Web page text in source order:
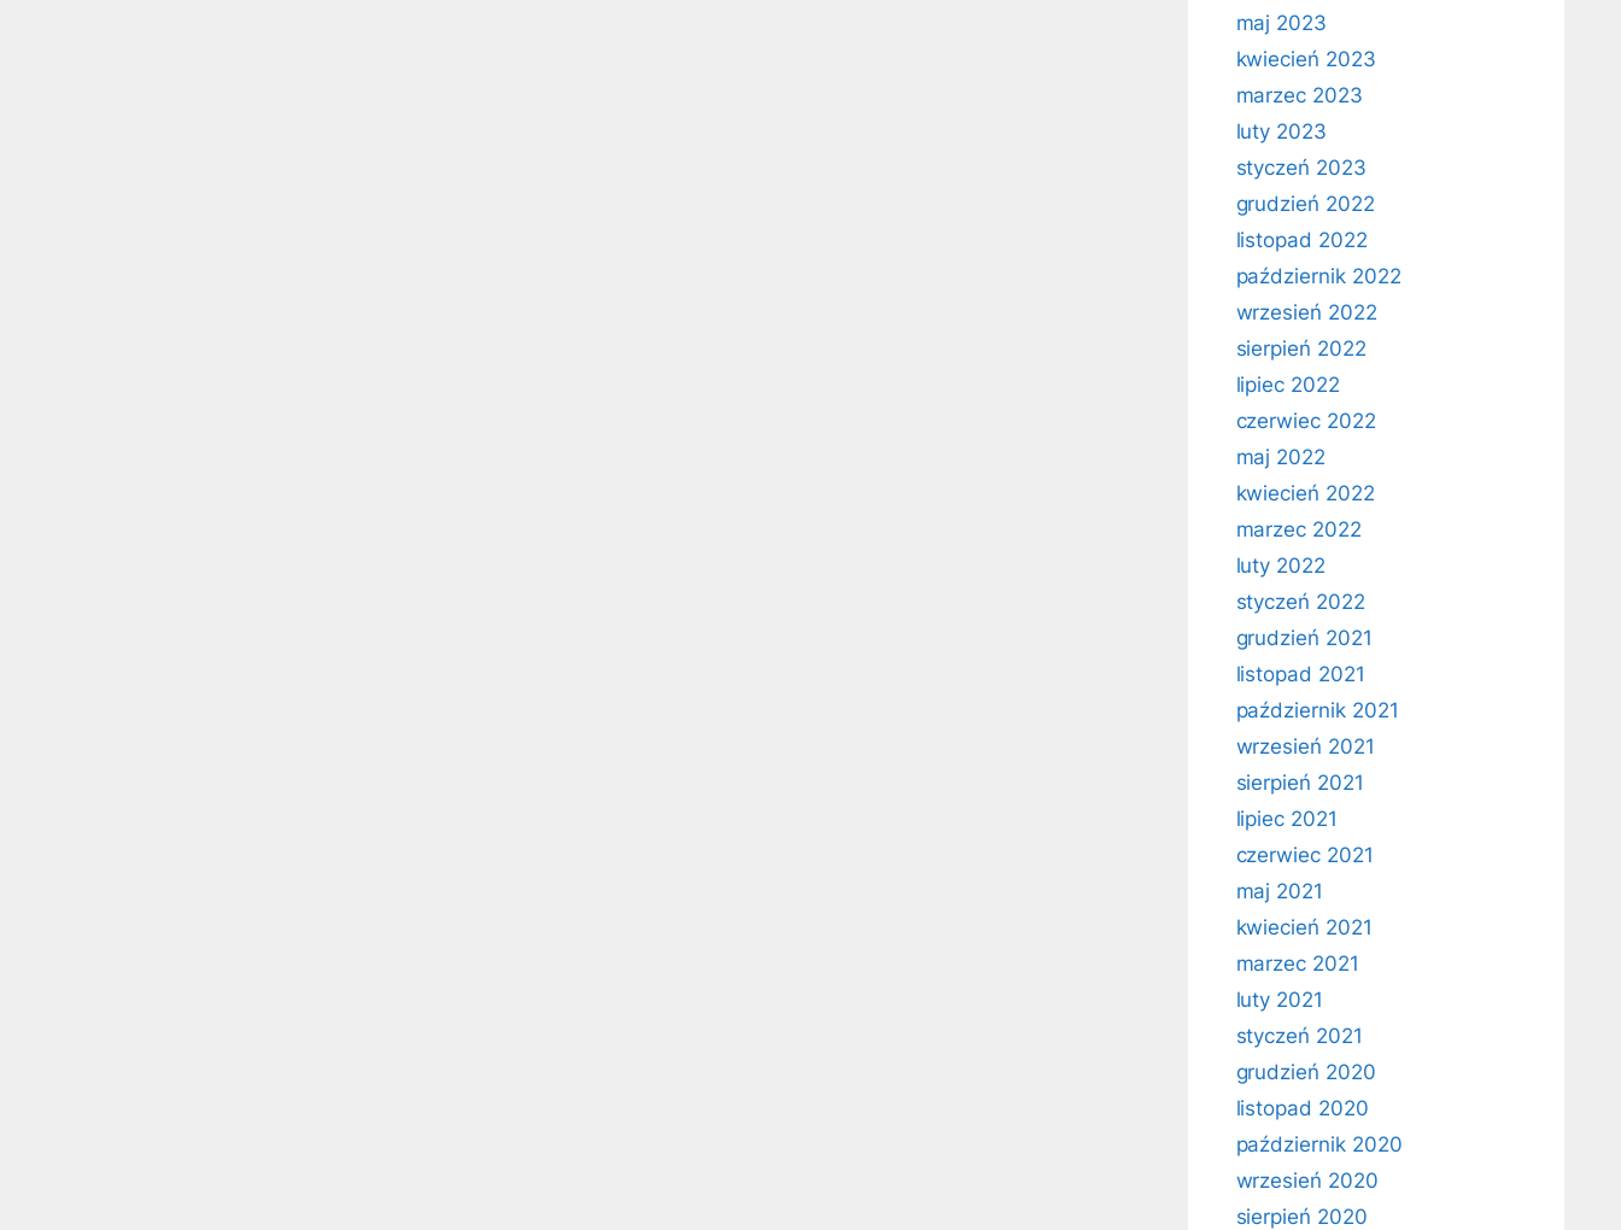
maj 2023
kwiecień 2023
marzec 2023
luty 2023
styczeń 2023
grudzień 2022
listopad 2022
październik 2022
wrzesień 2022
sierpień 2022
lipiec 2022
czerwiec 2022
maj 2022
kwiecień 2022
marzec 2022
luty 2022
styczeń 2022
grudzień 2021
listopad 2021
październik 2021
wrzesień 2021
sierpień 2021
lipiec 2021
czerwiec 2021
maj 2021
kwiecień 2021
marzec 2021
luty 2021
styczeń 2021
grudzień 2020
listopad 2020
październik 2020
wrzesień 2020
sierpień 2020